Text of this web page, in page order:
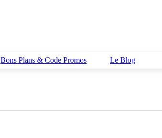
Bons Plans & Code Promos Le Blog